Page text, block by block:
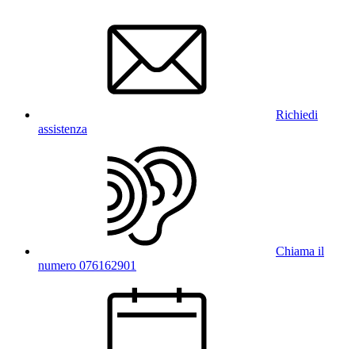
Richiedi
assistenza
Chiama il
numero 076162901